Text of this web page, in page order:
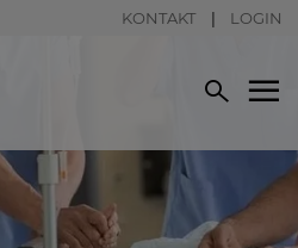
KONTAKT LOGIN